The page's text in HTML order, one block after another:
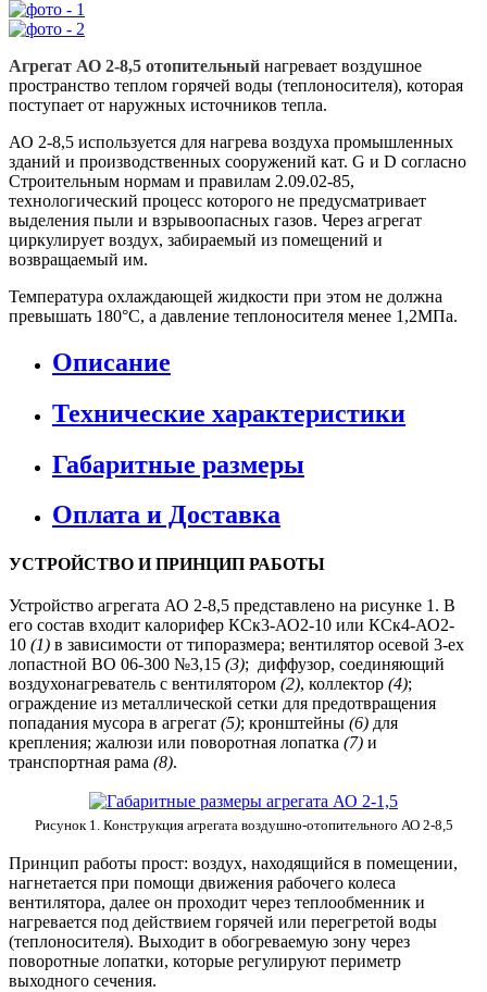
Агрегат АО 2-8,5 отопительный нагревает воздушное
пространство теплом горячей воды (теплоносителя), которая
поступает от наружных источников тепла.
АО 2-8,5 используется для нагрева воздуха промышленных
зданий и производственных сооружений кат. G и D согласно
Строительным нормам и правилам 2.09.02-85,
технологический процесс которого не предусматривает
выделения пыли и взрывоопасных газов. Через агрегат
циркулирует воздух, забираемый из помещений и
возвращаемый им.
Температура охлаждающей жидкости при этом не должна
превышать 180°С, а давление теплоносителя менее 1,2МПа.
Описание
Технические характеристики
Габаритные размеры
Оплата и Доставка
УСТРОЙСТВО И ПРИНЦИП РАБОТЫ
Устройство агрегата АО 2-8,5 представлено на рисунке 1. В
его состав входит калорифер КСк3-АО2-10 или КСк4-АО2-
10 (1) в зависимости от типоразмера; вентилятор осевой 3-ех
лопастной ВО 06-300 №3,15 (3); диффузор, соединяющий
воздухонагреватель с вентилятором (2), коллектор (4);
ограждение из металлической сетки для предотвращения
попадания мусора в агрегат (5); кронштейны (6) для
крепления; жалюзи или поворотная лопатка (7) и
транспортная рама (8).
Рисунок 1. Конструкция агрегата воздушно-отопительного АО 2-8,5
Принцип работы прост: воздух, находящийся в помещении,
нагнетается при помощи движения рабочего колеса
вентилятора, далее он проходит через теплообменник и
нагревается под действием горячей или перегретой воды
(теплоносителя). Выходит в обогреваемую зону через
поворотные лопатки, которые регулируют периметр
выходного сечения.